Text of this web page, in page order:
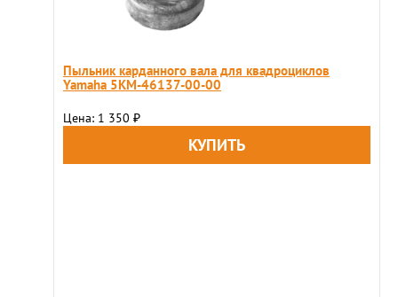
Пыльник карданного вала для квадроциклов
Yamaha 5KM-46137-00-00
Цена: 1 350 ₽